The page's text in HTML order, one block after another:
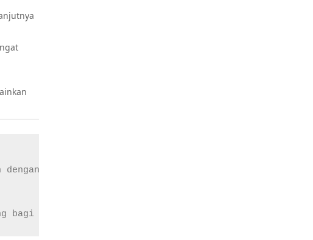
gaya tulisan di kutipan.co
bagi kamu untuk berkarya. Kirimkan tulisan